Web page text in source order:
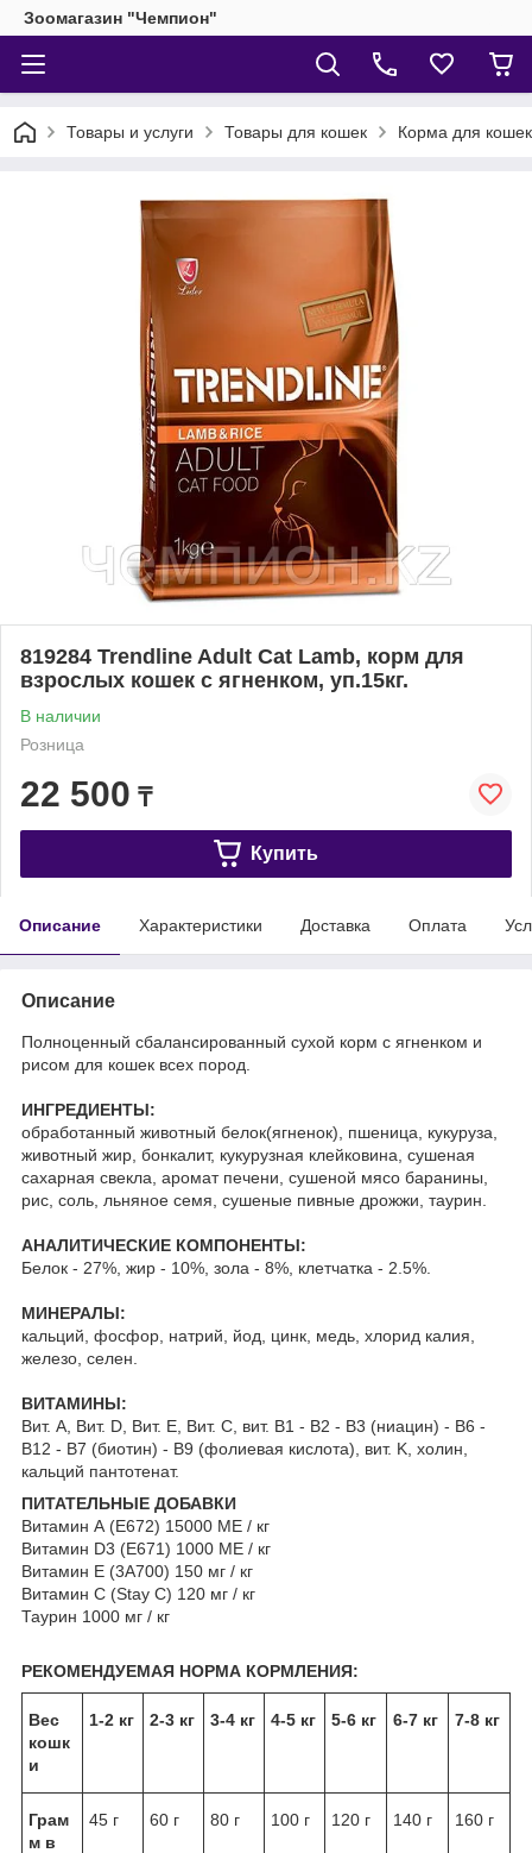
Зоомагазин "Чемпион"
Товары и услуги Товары для кошек Корма для кошек
819284 Trendline Adult Cat Lamb, корм для
взрослых кошек с ягненком, уп.15кг.
В наличии
Розница
22 500 ₸
Купить
Описание Характеристики Доставка Оплата
Описание
Полноценный сбалансированный сухой корм с ягненком и
рисом для кошек всех пород.
ИНГРЕДИЕНТЫ:
обработанный животный белок(ягненок), пшеница, кукуруза,
животный жир, бонкалит, кукурузная клейковина, сушеная
сахарная свекла, аромат печени, сушеной мясо баранины,
рис, соль, льняное семя, сушеные пивные дрожжи, таурин.
АНАЛИТИЧЕСКИЕ КОМПОНЕНТЫ:
Белок - 27%, жир - 10%, зола - 8%, клетчатка - 2.5%.
МИНЕРАЛЫ:
кальций, фосфор, натрий, йод, цинк, медь, хлорид калия,
железо, селен.
ВИТАМИНЫ:
Вит. А, Вит. D, Вит. Е, Вит. С, вит. B1 - B2 - B3 (ниацин) - B6 -
B12 - B7 (биотин) - B9 (фолиевая кислота), вит. K, холин,
кальций пантотенат.
ПИТАТЕЛЬНЫЕ ДОБАВКИ
Витамин А (E672) 15000 МЕ / кг
Витамин D3 (E671) 1000 МЕ / кг
Витамин E (3A700) 150 мг / кг
Витамин C (Stay C) 120 мг / кг
Таурин 1000 мг / кг
РЕКОМЕНДУЕМАЯ НОРМА КОРМЛЕНИЯ:
Вес
кошк
и
1-2 кг 2-3 кг 3-4 кг 4-5 кг 5-6 кг 6-7 кг 7-8 кг
Грам
м в
45 г 60 г 80 г 100 г 120 г 140 г 160 г